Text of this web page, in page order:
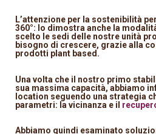
L’attenzione per la sostenibilità
360°: lo dimostra anche la
scelto le sedi delle nostre unità
bisogno di crescere, grazie alla
prodotti plant based.
Una volta che il nostro primo
sua massima capacità, abbiamo
location seguendo una strategia
parametri: la vicinanza e il
Abbiamo quindi esaminato